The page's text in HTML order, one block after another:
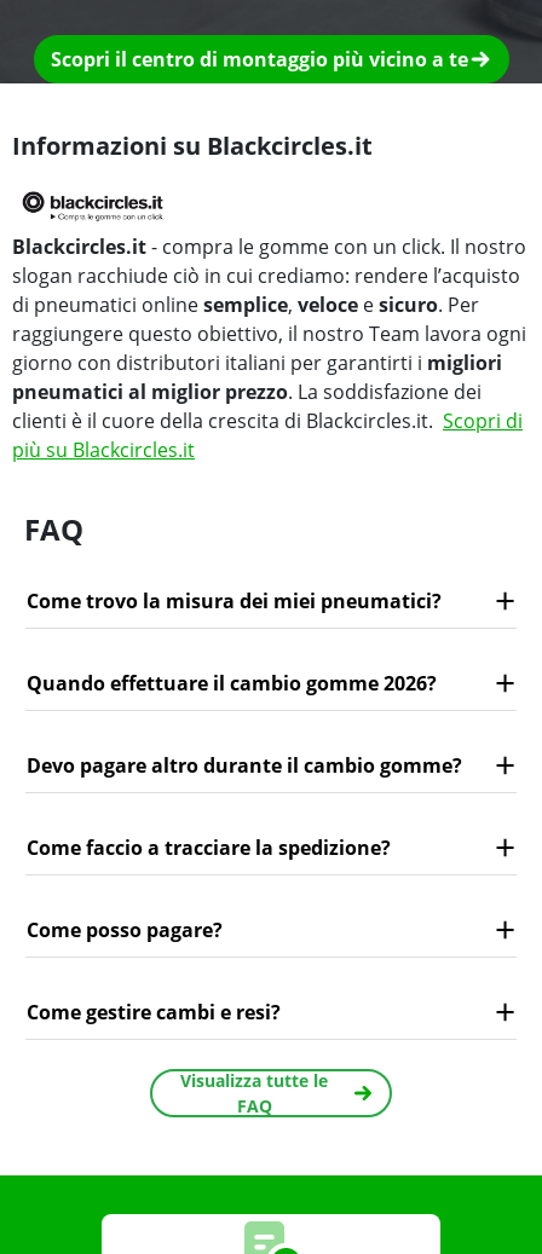
Scopri il centro di montaggio più vicino a te
Informazioni su Blackcircles.it
Blackcircles.it- compra le gomme con un click. Il nostro
slogan racchiude ciò in cui crediamo: rendere l’acquisto
di pneumatici onlinesemplice, veloce esicuro. Per
raggiungere questo obiettivo, il nostro Team lavora ogni
giorno con distributori italiani per garantirti i migliori
pneumatici al miglior prezzo. La soddisfazione dei
clienti è il cuore della crescita di Blackcircles.it. Scopri di
più su Blackcircles.it
FAQ
Come trovo la misura dei miei pneumatici?
Quando effettuare il cambio gomme 2026?
Devo pagare altro durante il cambio gomme?
Come faccio a tracciare la spedizione?
Come posso pagare?
Come gestire cambi e resi?
Visualizza tutte le
FAQ